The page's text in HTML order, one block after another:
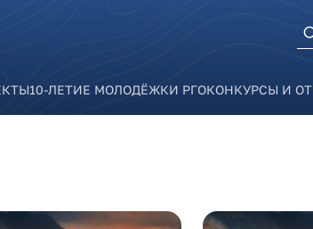
10-ЛЕТИЕ МОЛОДЁЖКИ РГОКОНКУРСЫ И